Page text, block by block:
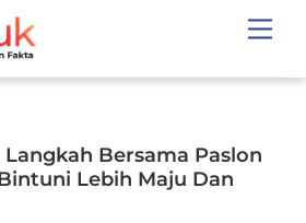
Langkah Bersama Paslon
Lebih Maju Dan